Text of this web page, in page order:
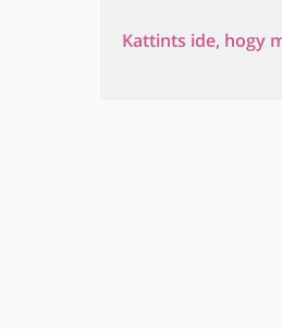
Kattints ide, hogy